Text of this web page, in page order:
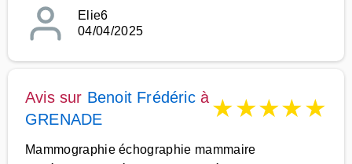
Elie6
04/04/2025
Avis sur Benoit Frédéricà
GRENADE
★★★★★
Mammographie échographie mammaire